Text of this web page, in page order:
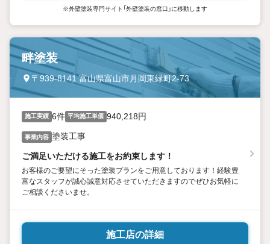
※外壁塗装専門サイト「外壁塗装の窓口」に移動します
畔塗装
〒939-8141 富山県富山市月岡東緑町2-73
施工実績 6件 平均施工単価 940,218円
事業内容 塗装工事
ご満足いただける施工をお約束します！
お客様のご要望にそった塗装プランをご用意しております！経験豊
富なスタッフが誠心誠意対応させていただきますのでぜひお気軽に
ご相談くださいませ。
施工店の詳細